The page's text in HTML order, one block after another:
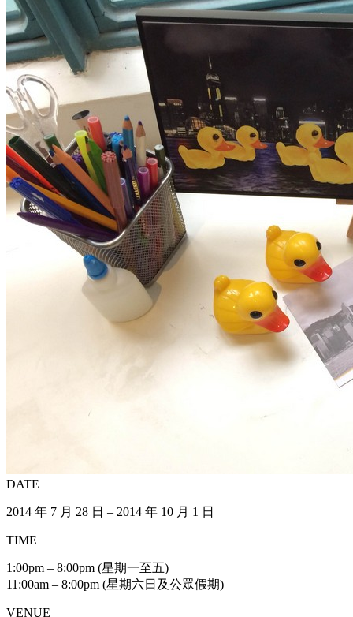
DATE
2014 年 7 月 28 日 – 2014 年 10 月 1 日
TIME
1:00pm – 8:00pm (星期一至五)
11:00am – 8:00pm (星期六日及公眾假期)
VENUE